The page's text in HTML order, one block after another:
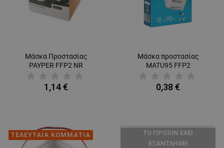
Μάσκα Προστασίας
PAYPER FFP2 NR
1,14 €
Μάσκα προστασίας
MATU95 FFP2
0,38 €
ΤΕΛΕΥΤΑΙΑ ΚΟΜΜΑΤΙΑ
ТΟ ΠΡΟΪΌΝ ΈΧΕΙ
ΕΞΑΝΤΛΗΘΕΊ